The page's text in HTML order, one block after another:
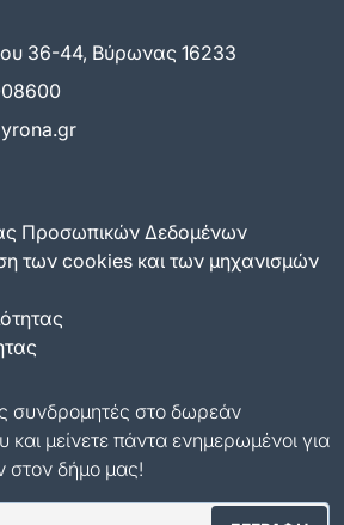
36-44, Βύρωνας 16233
Προσωπικών Δεδομένων
των cookies και των μηχανισμών
συνδρομητές στο δωρεάν
μείνετε πάντα ενημερωμένοι για
στον δήμο μας!